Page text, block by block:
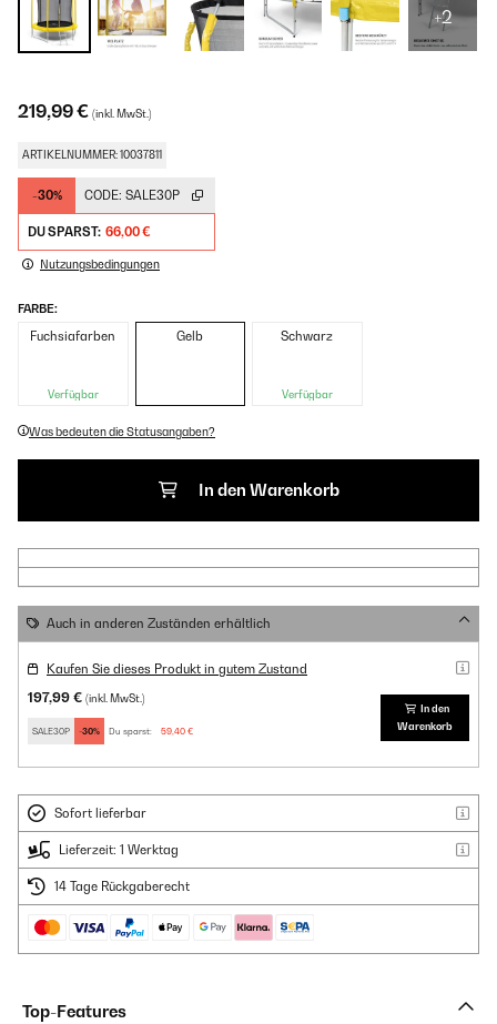
+2
219,99 € (inkl. MwSt.)
ARTIKELNUMMER: 10037811
-30% CODE: SALE30P
DU SPARST: 66,00 €
Nutzungsbedingungen
FARBE:
Fuchsiafarben
Verfügbar
Gelb Schwarz
Verfügbar
Was bedeuten die Statusangaben?
In den Warenkorb
Auch in anderen Zuständen erhältlich
Kaufen Sie dieses Produkt in gutem Zustand
197,99 € (inkl. MwSt.)
SALE30P -30% Du sparst: 59,40 €
In den
Warenkorb
Sofort lieferbar
Lieferzeit: 1 Werktag
14 Tage Rückgaberecht
Top-Features